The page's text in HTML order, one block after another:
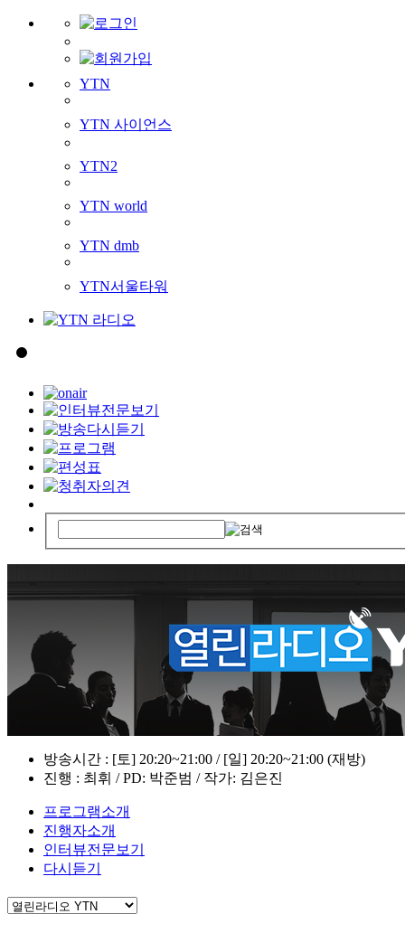
YTN
YTN 사이언스
YTN2
YTN world
YTN dmb
YTN서울타워
방송시간 : [토] 20:20~21:00 / [일] 20:20~21:00 (재방)
진행 : 최휘 / PD: 박준범 / 작가: 김은진
프로그램소개
진행자소개
인터뷰전문보기
다시듣기